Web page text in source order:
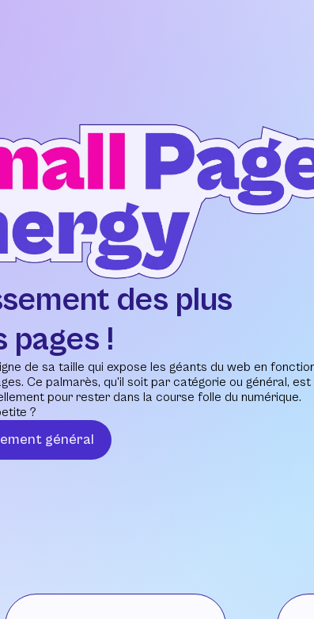
des plus
!
de sa taille qui expose les géants du web en
Ce palmarès, qu'il soit par catégorie ou général, est
pour rester dans la course folle du numérique.
?
général